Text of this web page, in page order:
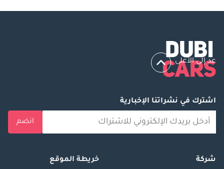
عد إلى الأعلى
اشترك في نشراتنا الإخبارية
انضم
شركة
خريطة الموقع